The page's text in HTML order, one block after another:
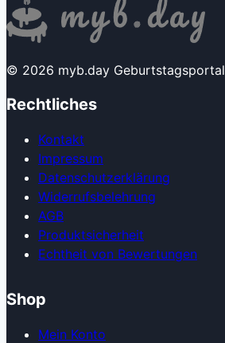
© 2026 myb.day Geburtstagsportal
Rechtliches
Kontakt
Impressum
Datenschutzerklärung
Widerrufsbelehrung
AGB
Produkt­sicherheit
Echtheit von Bewertungen
Shop
Mein Konto